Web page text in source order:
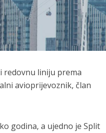
redovnu liniju prema
avioprijevoznik, član
godina, a ujedno je Split